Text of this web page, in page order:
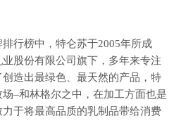
行榜中，特仑苏于2005年所成
股份有限公司旗下，多年来专注
造出最绿色、最天然的产品，特
–和林格尔之中，在加工方面也是
于将最高品质的乳制品带给消费